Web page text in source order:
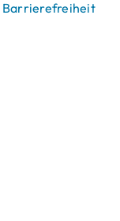
Barrierefreiheit